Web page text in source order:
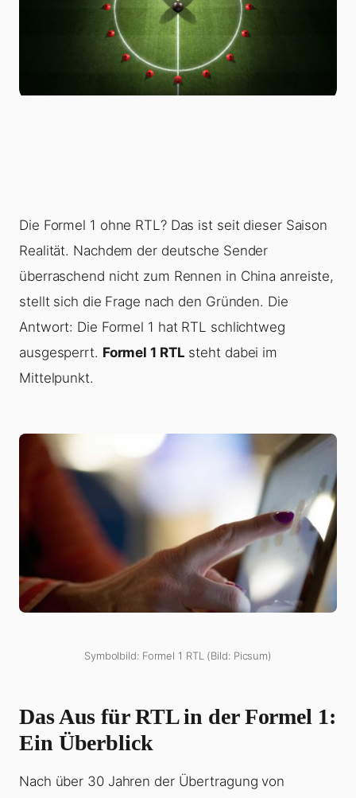
Die Formel 1 ohne RTL? Das ist seit dieser Saison
Realität. Nachdem der deutsche Sender
überraschend nicht zum Rennen in China anreiste,
stellt sich die Frage nach den Gründen. Die
Antwort: Die Formel 1 hat RTL schlichtweg
ausgesperrt. Formel 1 RTL steht dabei im
Mittelpunkt.
Symbolbild: Formel 1 RTL (Bild: Picsum)
Das Aus für RTL in der Formel 1:
Ein Überblick
Nach über 30 Jahren der Übertragung von